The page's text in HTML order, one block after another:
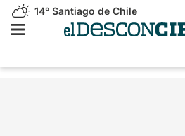
14° Santiago de Chile